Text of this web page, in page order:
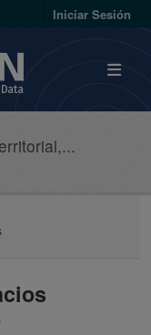
Iniciar Sesión